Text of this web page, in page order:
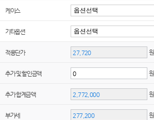
케이스
기타옵션
적용단가 원
추가 및 할인금액 원
추가 합계금액 원
부가세 원